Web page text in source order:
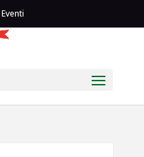
Eventi